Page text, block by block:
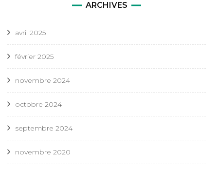
ARCHIVES
avril 2025
février 2025
novembre 2024
octobre 2024
septembre 2024
novembre 2020